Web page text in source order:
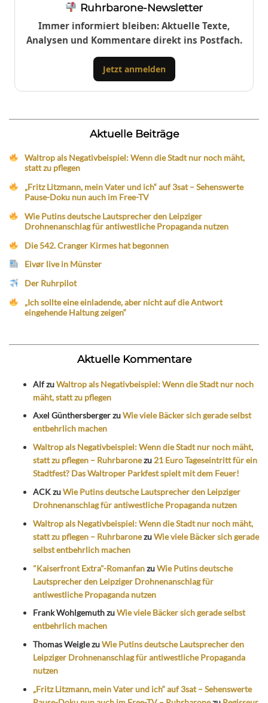
Ruhrbarone-Newsletter
Immer informiert bleiben: Aktuelle Texte,
Analysen und Kommentare direkt ins Postfach.
Jetzt anmelden
Aktuelle Beiträge
Waltrop als Negativbeispiel: Wenn die Stadt nur noch mäht,
statt zu pflegen
„Fritz Litzmann, mein Vater und ich“ auf 3sat – Sehenswerte
Pause-Doku nun auch im Free-TV
Wie Putins deutsche Lautsprecher den Leipziger
Drohnenanschlag für antiwestliche Propaganda nutzen
Die 542. Cranger Kirmes hat begonnen
Eivør live in Münster
Der Ruhrpilot
„Ich sollte eine einladende, aber nicht auf die Antwort
eingehende Haltung zeigen“
Aktuelle Kommentare
AlfzuWaltrop als Negativbeispiel: Wenn die Stadt nur noch
mäht, statt zu pflegen
Axel GünthersbergerzuWie viele Bäcker sich gerade selbst
entbehrlich machen
Waltrop als Negativbeispiel: Wenn die Stadt nur noch mäht,
statt zu pflegen – Ruhrbaronezu 21 Euro Tageseintritt für ein
Stadtfest? Das Waltroper Parkfest spielt mit dem Feuer!
ACKzuWie Putins deutsche Lautsprecher den Leipziger
Drohnenanschlag für antiwestliche Propaganda nutzen
Waltrop als Negativbeispiel: Wenn die Stadt nur noch mäht,
statt zu pflegen – RuhrbaronezuWie viele Bäcker sich gerade
selbst entbehrlich machen
"Kaiserfront Extra"-RomanfanzuWie Putins deutsche
Lautsprecher den Leipziger Drohnenanschlag für
antiwestliche Propaganda nutzen
Frank WohlgemuthzuWie viele Bäcker sich gerade selbst
entbehrlich machen
Thomas WeiglezuWie Putins deutsche Lautsprecher den
Leipziger Drohnenanschlag für antiwestliche Propaganda
nutzen
„Fritz Litzmann, mein Vater und ich“ auf 3sat – Sehenswerte